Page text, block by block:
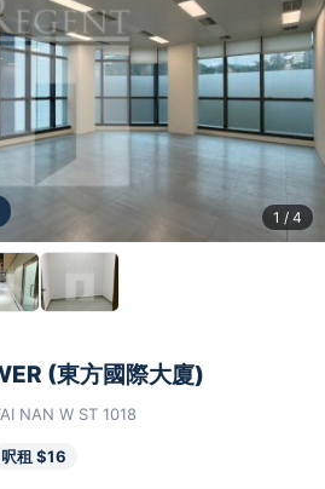
1 / 4
(東方國際大廈)
NAN W ST 1018
呎租 $16